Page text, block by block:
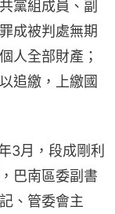
黨組成員、副
成被判處無期
人全部財產；
追繳，上繳國
3月，段成剛利
巴南區委副書
、管委會主